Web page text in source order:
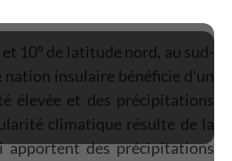
10° de latitude nord, au sud-
insulaire bénéficie d'un
élevée et des précipitations
climatique résulte de la
apportent des précipitations